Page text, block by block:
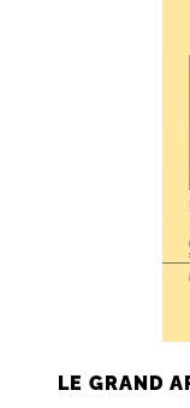
LE GRAND